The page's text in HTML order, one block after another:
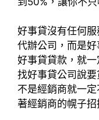
好事貸沒有任何
代辦公司，而是
好事貸貸款，就
找好事貸公司說
不是經銷商就一
著經銷商的幌子